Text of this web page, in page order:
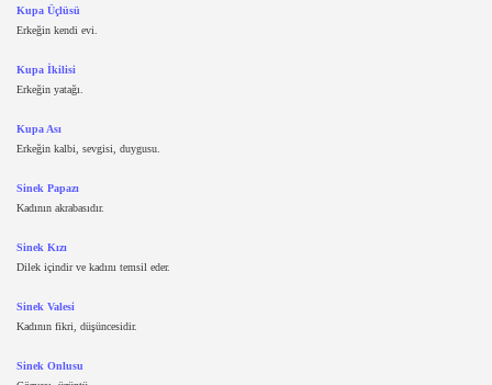
Kupa Üçlüsü
Erkeğin kendi evi.
Kupa İkilisi
Erkeğin yatağı.
Kupa Ası
Erkeğin kalbi, sevgisi, duygusu.
Sinek Papazı
Kadının akrabasıdır.
Sinek Kızı
Dilek içindir ve kadını temsil eder.
Sinek Valesi
Kadının fikri, düşüncesidir.
Sinek Onlusu